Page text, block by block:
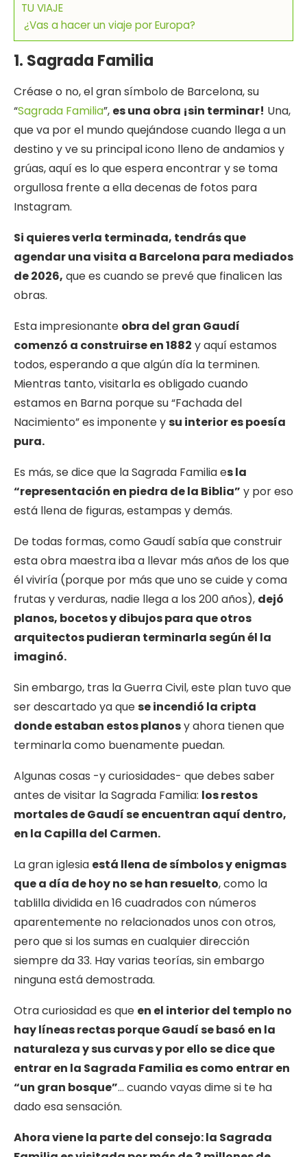
TU VIAJE
¿Vas a hacer un viaje por Europa?
1. Sagrada Familia
Créase o no, el gran símbolo de Barcelona, su
“Sagrada Familia”, es una obra ¡sin terminar! Una,
que va por el mundo quejándose cuando llega a un
destino y ve su principal icono lleno de andamios y
grúas, aquí es lo que espera encontrar y se toma
orgullosa frente a ella decenas de fotos para
Instagram.
Si quieres verla terminada, tendrás que
agendar una visita a Barcelona para mediados
de 2026, que es cuando se prevé que finalicen las
obras.
Esta impresionante obra del gran Gaudí
comenzó a construirse en 1882 y aquí estamos
todos, esperando a que algún día la terminen.
Mientras tanto, visitarla es obligado cuando
estamos en Barna porque su “Fachada del
Nacimiento” es imponente ysu interior es poesía
pura.
Es más, se dice que la Sagrada Familia es la
“representación en piedra de la Biblia” y por eso
está llena de figuras, estampas y demás.
De todas formas, como Gaudí sabía que construir
esta obra maestra iba a llevar más años de los que
él viviría (porque por más que uno se cuide y coma
frutas y verduras, nadie llega a los 200 años), dejó
planos, bocetos y dibujos para que otros
arquitectos pudieran terminarla según él la
imaginó.
Sin embargo, tras la Guerra Civil, este plan tuvo que
ser descartado ya quese incendió la cripta
donde estaban estos planosy ahora tienen que
terminarla como buenamente puedan.
Algunas cosas -y curiosidades- que debes saber
antes de visitar la Sagrada Familia: los restos
mortales de Gaudí se encuentran aquí dentro,
en la Capilla del Carmen.
La gran iglesia está llena de símbolos y enigmas
que a día de hoy no se han resuelto, como la
tablilla dividida en 16 cuadrados con números
aparentemente no relacionados unos con otros,
pero que si los sumas en cualquier dirección
siempre da 33. Hay varias teorías, sin embargo
ninguna está demostrada.
Otra curiosidad es que en el interior del templo no
hay líneas rectas porque Gaudí se basó en la
naturaleza y sus curvas y por ello se dice que
entrar en la Sagrada Familia es como entrar en
“un gran bosque”… cuando vayas dime si te ha
dado esa sensación.
Ahora viene la parte del consejo: la Sagrada